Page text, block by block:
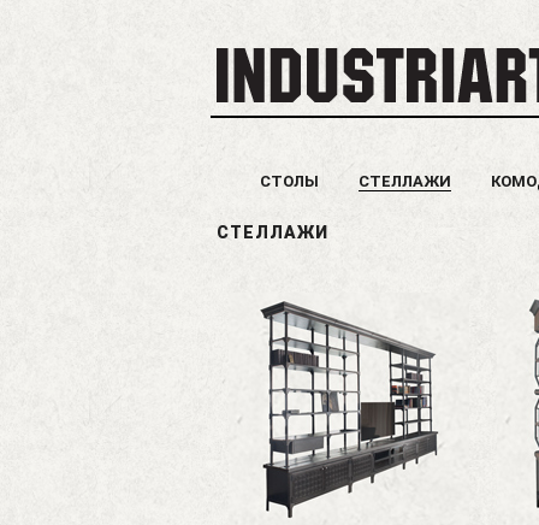
СТОЛЫ СТЕЛЛАЖИ
СТЕЛЛАЖИ